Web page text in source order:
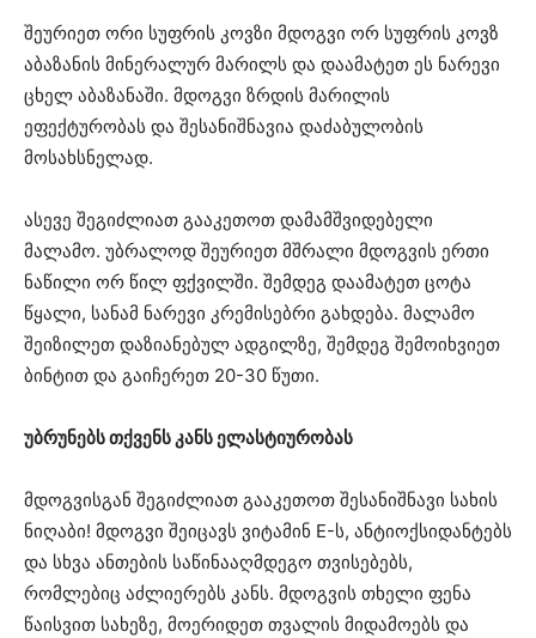
შეურიეთ ორი სუფრის კოვზი მდოგვი ორ სუფრის კოვზ
აბაზანის მინერალურ მარილს და დაამატეთ ეს ნარევი
ცხელ აბაზანაში. მდოგვი ზრდის მარილის
ეფექტურობას და შესანიშნავია დაძაბულობის
მოსახსნელად.
ასევე შეგიძლიათ გააკეთოთ დამამშვიდებელი
მალამო. უბრალოდ შეურიეთ მშრალი მდოგვის ერთი
ნაწილი ორ წილ ფქვილში. შემდეგ დაამატეთ ცოტა
წყალი, სანამ ნარევი კრემისებრი გახდება. მალამო
შეიზილეთ დაზიანებულ ადგილზე, შემდეგ შემოიხვიეთ
ბინტით და გაიჩერეთ 20-30 წუთი.
უბრუნებს თქვენს კანს ელასტიურობას
მდოგვისგან შეგიძლიათ გააკეთოთ შესანიშნავი სახის
ნიღაბი! მდოგვი შეიცავს ვიტამინ E-ს, ანტიოქსიდანტებს
და სხვა ანთების საწინააღმდეგო თვისებებს,
რომლებიც აძლიერებს კანს. მდოგვის თხელი ფენა
წაისვით სახეზე, მოერიდეთ თვალის მიდამოებს და